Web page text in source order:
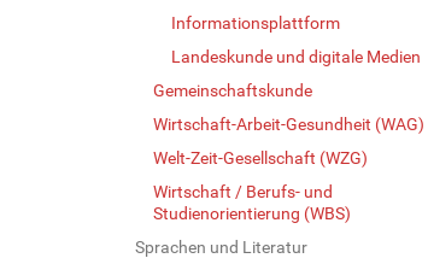
Informationsplattform
Landeskunde und digitale Medien
Gemeinschaftskunde
Wirtschaft-Arbeit-Gesundheit (WAG)
Welt-Zeit-Gesellschaft (WZG)
Wirtschaft / Berufs- und
Studienorientierung (WBS)
Sprachen und Literatur